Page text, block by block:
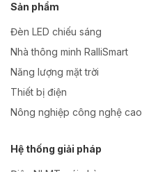
Sản phẩm
Đèn LED chiếu sáng
Nhà thông minh RalliSmart
Năng lượng mặt trời
Thiết bị điện
Nông nghiệp công nghệ cao
Hệ thống giải pháp